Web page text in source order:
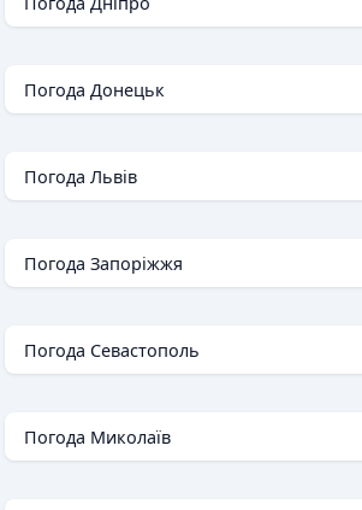
Погода Донецьк
Погода Львів
Погода Запоріжжя
Погода Севастополь
Погода Миколаїв